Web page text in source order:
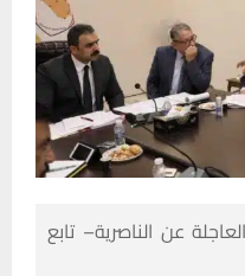
عن الناصرية– تابع